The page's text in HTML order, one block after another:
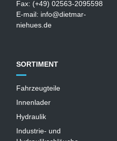
Fax: (+49) 02563-2095598
E-mail: info@dietmar-
niehues.de
SORTIMENT
Fahrzeugteile
Innenlader
Hydraulik
Industrie- und